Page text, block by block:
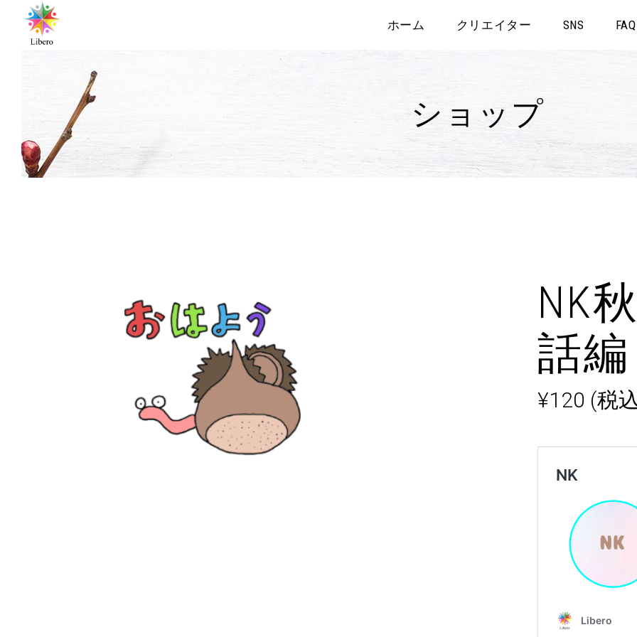
ホーム クリエイター SNS FAQ
ショップ
NK
話編
¥120 (税